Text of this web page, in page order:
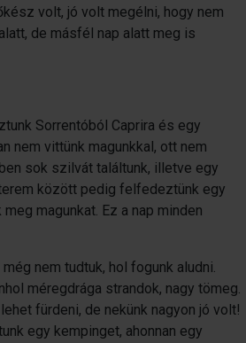
volt, jó volt megélni, hogy nem
de másfél nap alatt meg is
Sorrentóból Caprira és egy
nem vittünk magunkkal, ott nem
sok szilvát találtunk, illetve egy
között pedig felfedeztünk egy
magunkat. Ez a nap minden
nem tudtuk, hol fogunk aludni.
méregdrága strandok, nagy tömeg.
fürdeni, de nekünk nagyon jó volt!
egy kempinget, ahonnan egy